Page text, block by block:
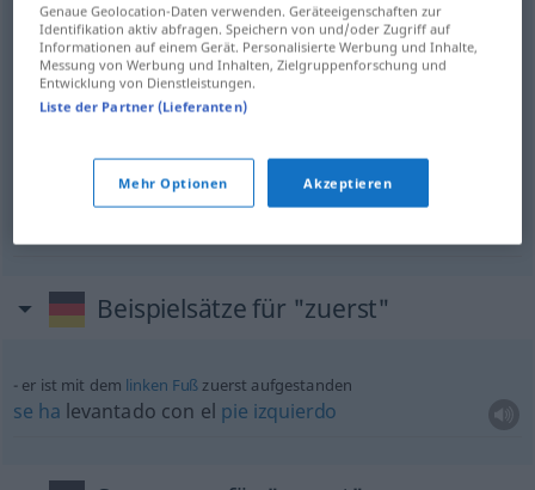
enprimerlugar,primero zuerst (≈ an erster
Stelle)
Beispielsätze für "zuerst"
er ist mit dem linken Fußzuerst aufgestanden
se ha levantado con el pie izquierdo
Genaue Geolocation-Daten verwenden. Geräteeigenschaften zur
Identifikation aktiv abfragen. Speichern von und/oder Zugriff auf
Informationen auf einem Gerät. Personalisierte Werbung und Inhalte,
Messung von Werbung und Inhalten, Zielgruppenforschung und
Entwicklung von Dienstleistungen.
Liste der Partner (Lieferanten)
Mehr Optionen Akzeptieren